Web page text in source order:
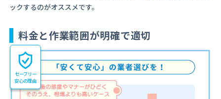
ックするのがオススメです。
料金と作業範囲が明確で適切
セーフリー
安心の理由